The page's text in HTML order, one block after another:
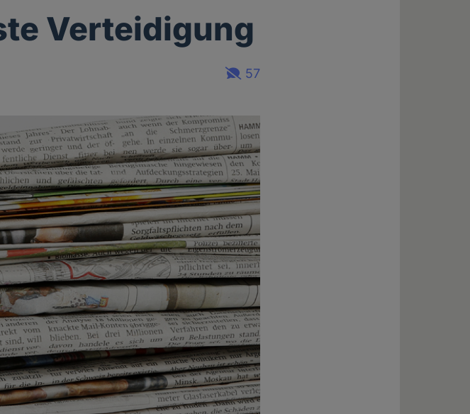
Verteidigung
57